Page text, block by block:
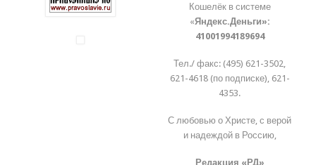
Кошелёк в системе
«Яндекс.Деньги»:
41001994189694
Тел./ факс: (495) 621-3502,
621-4618 (по подписке), 621-
4353.
С любовью о Христе, с верой
и надеждой в Россию,
Редакция «РД»